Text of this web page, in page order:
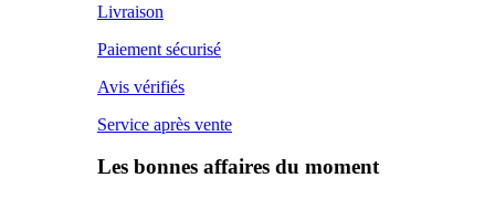
Livraison
Paiement sécurisé
Avis vérifiés
Service après vente
Les bonnes affaires du moment